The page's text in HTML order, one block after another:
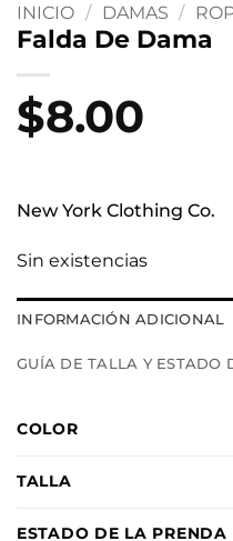
INICIO / DAMAS /
Falda De Dama
$8.00
New York Clothing Co.
Sin existencias
INFORMACIÓN ADICIONAL
GUÍA DE TALLA Y ESTADO
COLOR
TALLA
ESTADO DE LA PRENDA